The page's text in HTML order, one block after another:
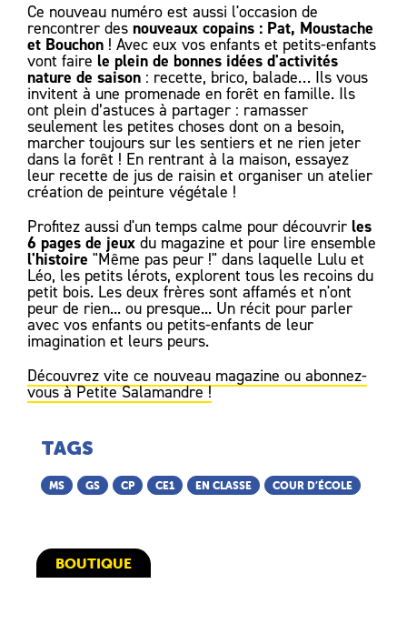
Ce nouveau numéro est aussi l'occasion de
rencontrer des nouveaux copains : Pat, Moustache
et Bouchon ! Avec eux vos enfants et petits-enfants
vont faire le plein de bonnes idées d'activités
nature de saison : recette, brico, balade… Ils vous
invitent à une promenade en forêt en famille. Ils
ont plein d’astuces à partager : ramasser
seulement les petites choses dont on a besoin,
marcher toujours sur les sentiers et ne rien jeter
dans la forêt ! En rentrant à la maison, essayez
leur recette de jus de raisin et organiser un atelier
création de peinture végétale !
Profitez aussi d'un temps calme pour découvrir les
6 pages de jeux du magazine et pour lire ensemble
l'histoire "Même pas peur !" dans laquelle Lulu et
Léo, les petits lérots, explorent tous les recoins du
petit bois. Les deux frères sont affamés et n'ont
peur de rien... ou presque... Un récit pour parler
avec vos enfants ou petits-enfants de leur
imagination et leurs peurs.
Découvrez vite ce nouveau magazine ou abonnez-
vous à Petite Salamandre !
TAGS
MS GS CP CE1 EN CLASSE COUR D’ÉCOLE
BOUTIQUE